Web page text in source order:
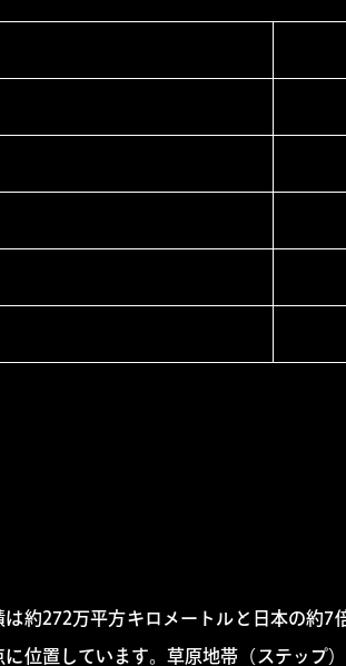
約272万平方キロメートルと日本の約
位置しています。草原地帯（ステッ